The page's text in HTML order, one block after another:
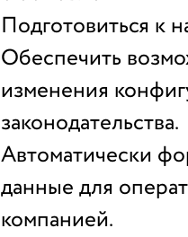
Подготовиться к
Обеспечить
изменения
законодательства.
Автоматически
данные для
компанией.